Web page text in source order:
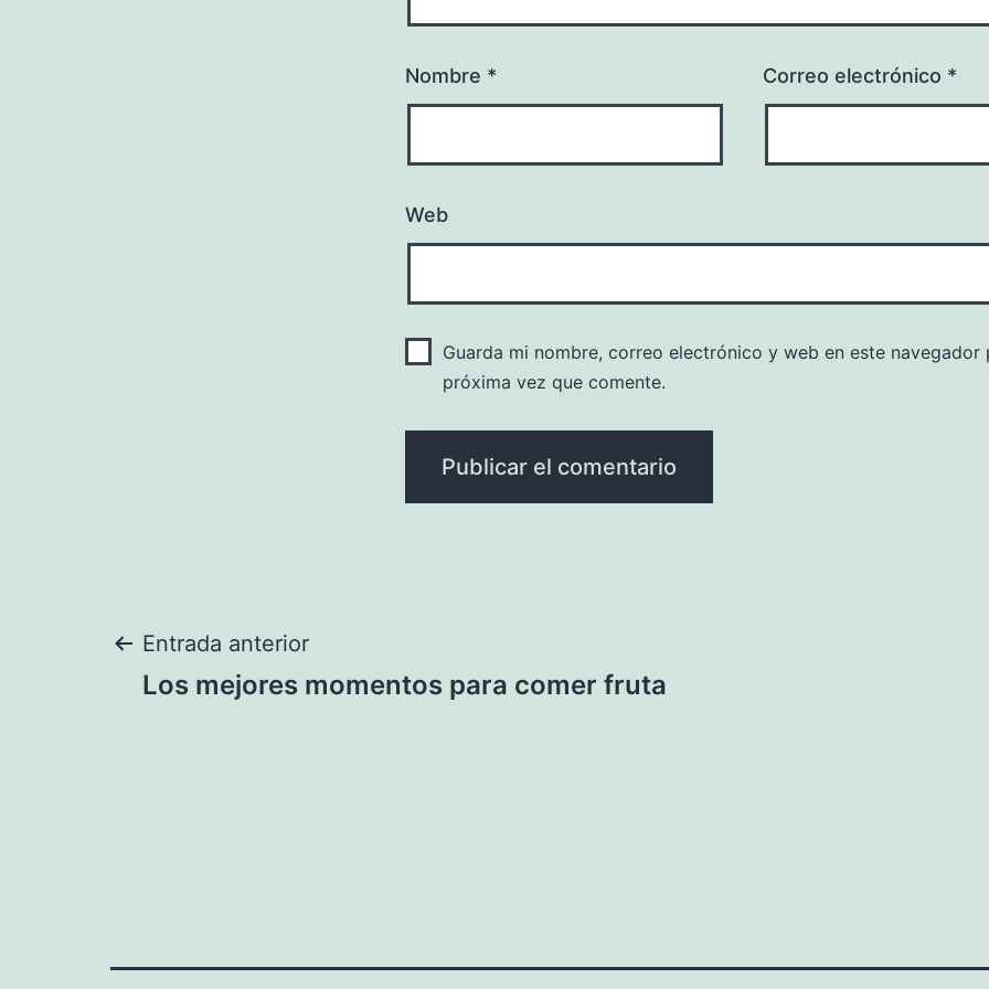
Nombre * Correo electrónico *
Web
Guarda mi nombre, correo electrónico y web en este navegador
próxima vez que comente.
Navegación
Entrada anterior
Los mejores momentos para comer fruta